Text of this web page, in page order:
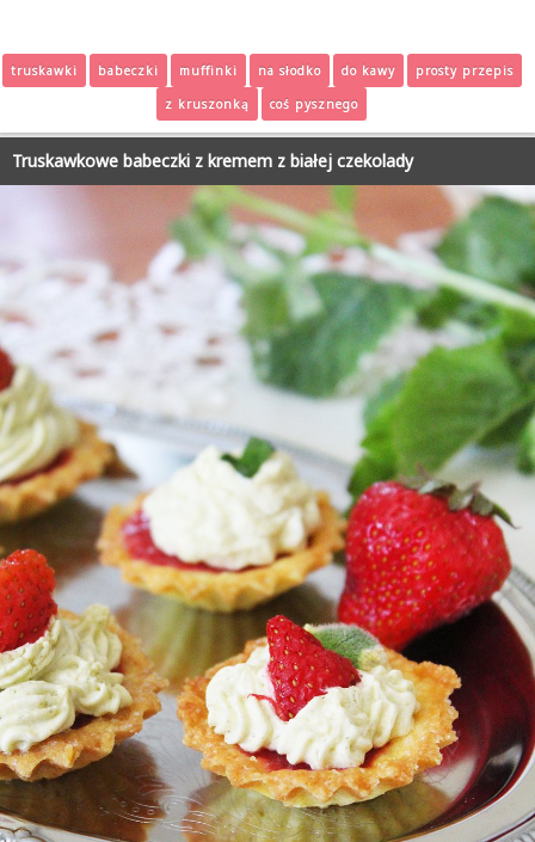
truskawki babeczki muffinki na słodko do kawy
prosty przepis
z kruszonką
coś pysznego
Truskawkowe babeczki z kremem z białej czekolady